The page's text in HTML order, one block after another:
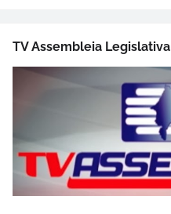
TV Assembleia Legislativa